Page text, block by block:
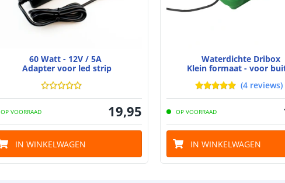
Watt -
Lumen per
60 Watt - 12V / 5A
Adapter voor led strip
OP VOORRAAD 19,95
IN WINKELWAGEN
Waterdichte Dribox
Klein formaat - voor
(4 reviews)
OP VOORRAAD
IN WINKELWAGEN